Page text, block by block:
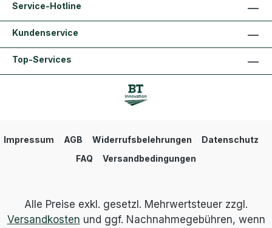
Service-Hotline
Kundenservice
Top-Services
Impressum AGB Widerrufsbelehrungen
Datenschutz
FAQ
Versandbedingungen
Alle Preise exkl. gesetzl. Mehrwertsteuer zzgl.
Versandkosten und ggf. Nachnahmegebühren, wenn